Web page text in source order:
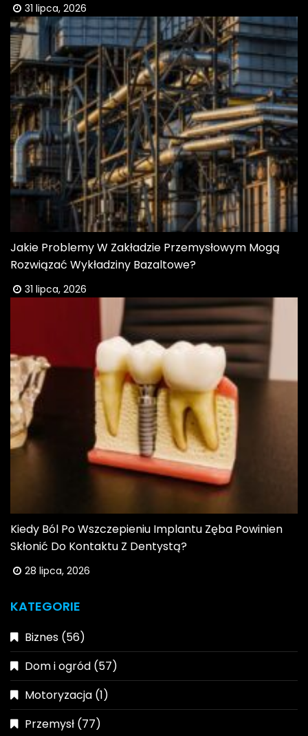
31 lipca, 2026
Jakie Problemy W Zakładzie Przemysłowym Mogą
Rozwiązać Wykładziny Bazaltowe?
31 lipca, 2026
Kiedy Ból Po Wszczepieniu Implantu Zęba Powinien
Skłonić Do Kontaktu Z Dentystą?
28 lipca, 2026
KATEGORIE
Biznes (56)
Dom i ogród (57)
Motoryzacja (1)
Przemysł (77)